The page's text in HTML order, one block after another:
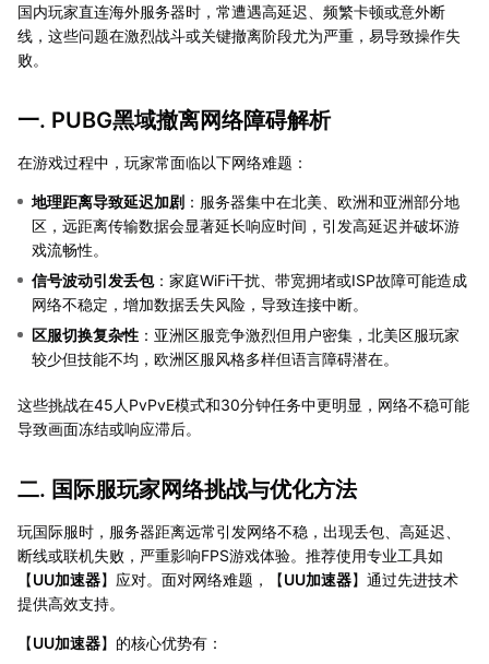
国内玩家直连海外服务器时，常遭遇高延迟、频繁卡顿或意外断
线，这些问题在激烈战斗或关键撤离阶段尤为严重，易导致操作失
败。
一. PUBG黑域撤离网络障碍解析
在游戏过程中，玩家常面临以下网络难题：
地理距离导致延迟加剧 ：服务器集中在北美、欧洲和亚洲部分地
区，远距离传输数据会显著延长响应时间，引发高延迟并破坏游
戏流畅性。
信号波动引发丢包：家庭WiFi干扰、带宽拥堵或ISP故障可能造成
网络不稳定，增加数据丢失风险，导致连接中断。
区服切换复杂性 ：亚洲区服竞争激烈但用户密集，北美区服玩家
较少但技能不均，欧洲区服风格多样但语言障碍潜在。
这些挑战在45人PvPvE模式和30分钟任务中更明显，网络不稳可能
导致画面冻结或响应滞后。
二. 国际服玩家网络挑战与优化方法
玩国际服时，服务器距离远常引发网络不稳，出现丢包、高延迟、
断线或联机失败，严重影响FPS游戏体验。推荐使用专业工具如
【UU加速器】应对。面对网络难题，【UU加速器】通过先进技术
提供高效支持。
【UU加速器】的核心优势有：